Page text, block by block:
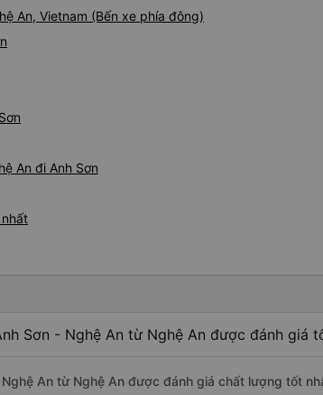
An, Vietnam (Bến xe phía đông)
An đi Anh Sơn
Sơn - Nghệ An từ Nghệ An được đánh giá
An từ Nghệ An được đánh giá chất lượng tốt